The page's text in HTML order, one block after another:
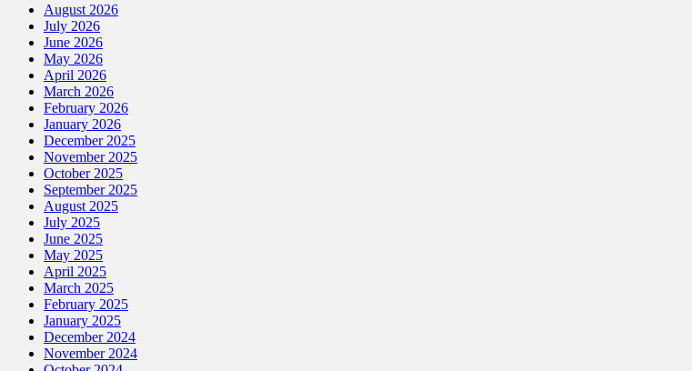
August 2026
July 2026
June 2026
May 2026
April 2026
March 2026
February 2026
January 2026
December 2025
November 2025
October 2025
September 2025
August 2025
July 2025
June 2025
May 2025
April 2025
March 2025
February 2025
January 2025
December 2024
November 2024